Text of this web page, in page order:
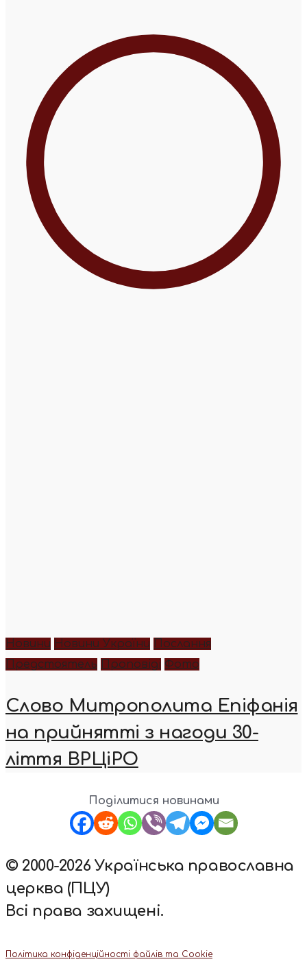
Новини Новини України
Послання
Предстоятель
Проповіді Фото
Слово Митрополита Епіфанія
на прийнятті з нагоди 30-
ліття ВРЦіРО
Поділитися новинами
© 2000-2026 Українська православна
церква (ПЦУ)
Всі права захищені.
Політика конфіденційності файлів та Cookie